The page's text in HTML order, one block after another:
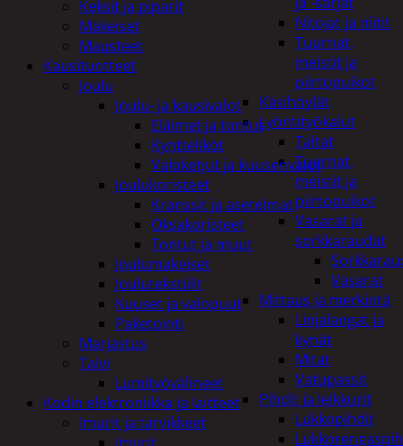
Nitojat ja niitit
Tuurnat,
meistit ja
piirtopuikot
Käsihöylät
Lyöntityökalut
Taltat
Tuurnat,
meistit ja
piirtopuikot
Vasarat ja
sorkkaraudat
Vasarat
Mittaus ja merkintä
Linjalangat ja
kynät
Mitat
Vatupassit
Pihdit ja leikkurit
Lukkopihdit
Keksit ja piparit
Makeiset
Mausteet
Kausituotteet
Joulu
Joulu- ja kausivalot
Eläimet ja tontut
Kyntteliköt
Valoketjut ja kuusenvalot
Joulukoristeet
Kranssit ja asetelmat
Oksakoristeet
Tontut ja muut
Joulumakeiset
Joulutekstiilit
Kuuset ja valopuut
Paketointi
Marjastus
Talvi
Lumityövälineet
Kodin elektroniikka ja laitteet
Imurit ja tarvikkeet